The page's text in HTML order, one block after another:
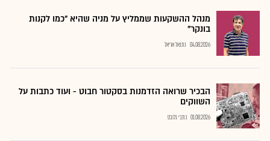
מנהל ההשקעות שממליץ על מניה שהיא "כמו לקנות
בונקר"
04.08.2026 נתנאל אריאל
הבכיר שרואה הזדמנות בסקטור חבוט - ועוד כתבות על
השווקים
01.08.2026 כתבי גלובס